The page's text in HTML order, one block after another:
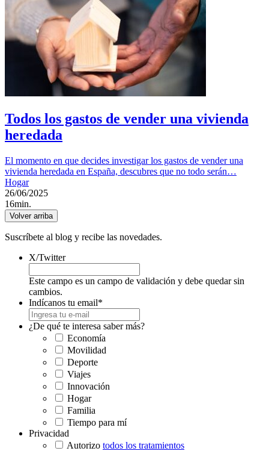
Todos los gastos de vender una vivienda
heredada
El momento en que decides investigar los gastos de vender una
vivienda heredada en España, descubres que no todo serán…
Hogar
26/06/2025
16min.
Volver arriba
Suscríbete al blog y recibe las novedades.
X/Twitter
Este campo es un campo de validación y debe quedar sin
cambios.
Indícanos tu email*
¿De qué te interesa saber más?
Economía
Movilidad
Deporte
Viajes
Innovación
Hogar
Familia
Tiempo para mí
Privacidad
Autorizo todos los tratamientos